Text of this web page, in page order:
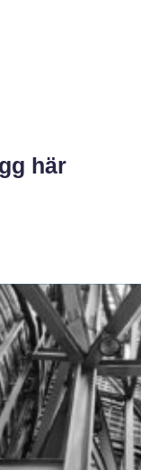
här